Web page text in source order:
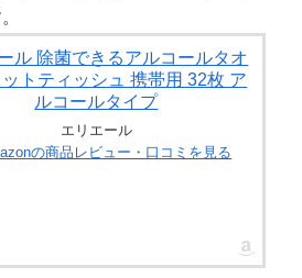
ル 除菌できるアルコールタオ
トティッシュ 携帯用 32枚 ア
ルコールタイプ
エリエール
の商品レビュー・口コミを見る